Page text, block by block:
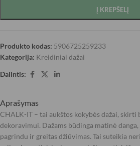
Į KREPŠELĮ
Produkto kodas: 5906725259233
Kategorija: Kreidiniai dažai
Dalintis:
Aprašymas
CHALK-IT – tai aukštos kokybės dažai,
dekoravimui. Dažams būdinga matinė danga,
pagrindu ir greitas džiūvimas. Tai suteikia